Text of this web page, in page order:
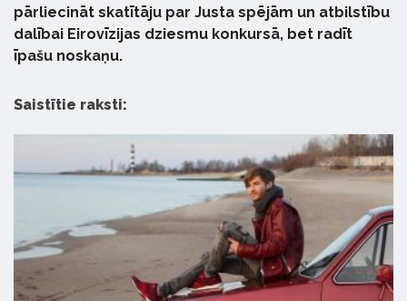
pārliecināt skatītāju par Justa spējām un atbilstību
dalībai Eirovīzijas dziesmu konkursā, bet radīt
īpašu noskaņu.
Saistītie raksti: